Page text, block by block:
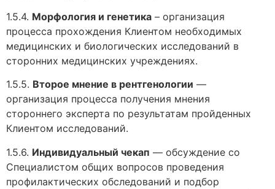
1.5.4. Морфология и генетика – организация
процесса прохождения Клиентом необходимых
медицинских и биологических исследований в
сторонних медицинских учреждениях.
1.5.5. Второе мнение в рентгенологии —
организация процесса получения мнения
стороннего эксперта по результатам пройденных
Клиентом исследований.
1.5.6. Индивидуальный чекап — обсуждение со
Специалистом общих вопросов проведения
профилактических обследований и подбор